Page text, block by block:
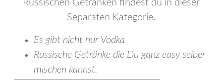
Russischen Getränken findest du in dieser
Separaten Kategorie.
Es gibt nicht nur Vodka
Russische Getränke die Du ganz easy selber
mischen kannst.